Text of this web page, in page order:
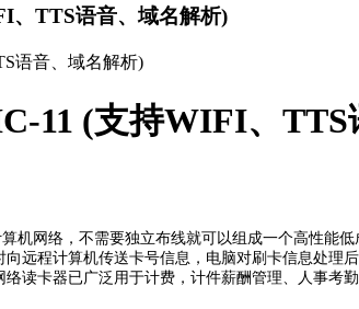
、TTS语音、域名解析)
11 (支持WIFI、TTS
机网络，不需要独立布线就可以组成一个高性能低
远程计算机传送卡号信息，电脑对刷卡信息处理
读卡器已广泛用于计费，计件薪酬管理、人事考勤